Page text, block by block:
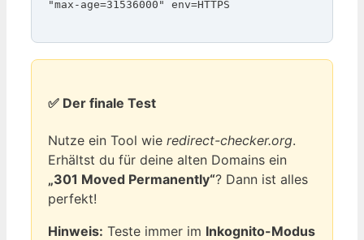
"max-age=31536000" env=HTTPS
✅ Der finale Test
Nutze ein Tool wie redirect-checker.org.
Erhältst du für deine alten Domains ein
„301 Moved Permanently“? Dann ist alles
perfekt!
Hinweis: Teste immer im Inkognito-Modus